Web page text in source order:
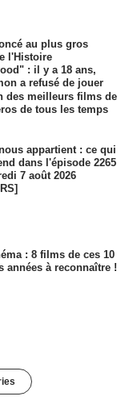
au plus gros
l'Histoire
: il y a 18 ans,
a refusé de jouer
des meilleurs films de
de tous les temps
appartient : ce qui
dans l'épisode 2265
7 août 2026
: 8 films de ces 10
années à reconnaître !